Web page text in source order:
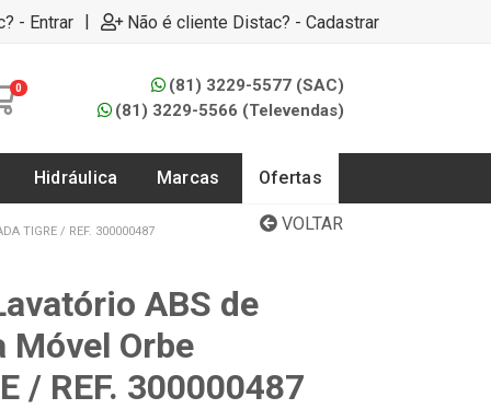
- Entrar | Não é cliente Distac? - Cadastrar
0
(81) 3229-5577 (SAC)
(81) 3229-5566 (Televendas)
Hidráulica Marcas Ofertas
VOLTAR
TIGRE / REF. 300000487
ABS de
Móvel Orbe
/ REF. 300000487